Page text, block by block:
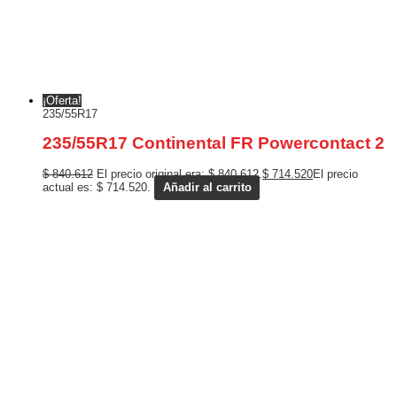
¡Oferta!
235/55R17
235/55R17 Continental FR Powercontact 2
$840.612 El precio original era: $ 840.612.$ 714.520El precio
actual es: $ 714.520.
Añadir al carrito